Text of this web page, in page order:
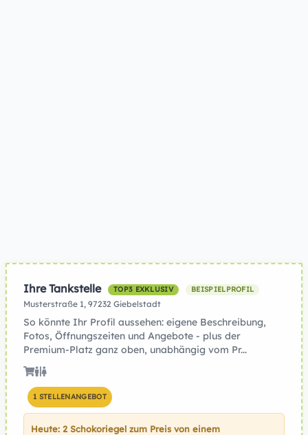
Ihre Tankstelle TOP3 EXKLUSIV BEISPIELPROFIL
Musterstraße 1, 97232 Giebelstadt
So könnte Ihr Profil aussehen: eigene Beschreibung,
Fotos, Öffnungszeiten und Angebote - plus der
Premium-Platz ganz oben, unabhängig vom Pr...
1 STELLENANGEBOT
Heute: 2 Schokoriegel zum Preis von einem